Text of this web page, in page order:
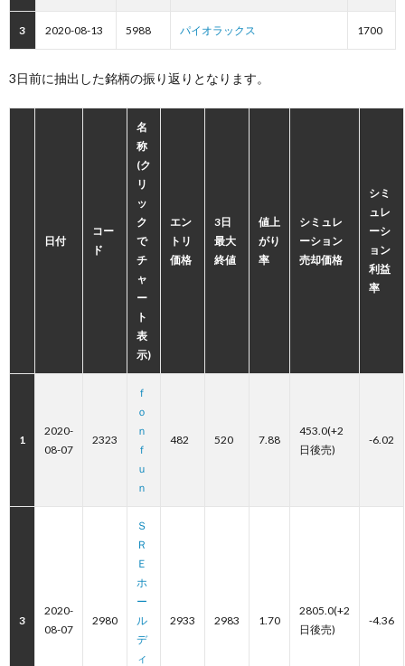
3 2020-08-13 5988 パイオラックス 1700
3日前に抽出した銘柄の振り返りとなります。
日付
コー
ド
名
称
(ク
リ
ッ
ク
で
チ
ャ
ー
ト
表
示)
エン
トリ
価格
3日
最大
終値
値上
がり
率
シミュレ
ーション
売却価格
シミ
ュレ
ーシ
ョン
利益
率
1
2020-
08-07
2323
ｆ
ｏ
ｎ
ｆ
ｕ
ｎ
482 520 7.88
453.0(+2
日後売)
-6.02
3
2020-
08-07
2980
Ｓ
Ｒ
Ｅ
ホ
ー
ル
デ
ィ
2933 2983 1.70
2805.0(+2
日後売)
-4.36